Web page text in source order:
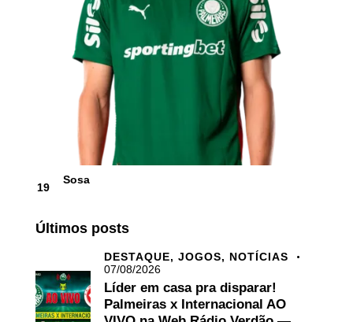
19
Sosa
Últimos posts
DESTAQUE, JOGOS, NOTÍCIAS
07/08/2026
Líder em casa pra disparar!
Palmeiras x Internacional AO